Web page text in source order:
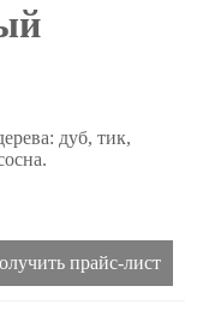
дуб, тик,
прайс-лист